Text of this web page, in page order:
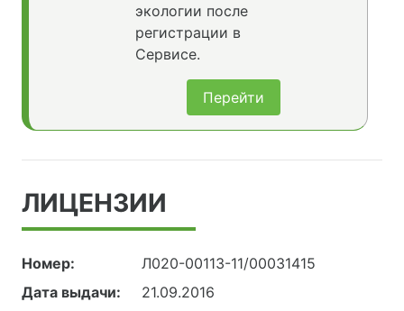
экологии после
регистрации в
Сервисе.
Перейти
ЛИЦЕНЗИИ
Номер:
Л020-00113-11/00031415
Дата выдачи:
21.09.2016